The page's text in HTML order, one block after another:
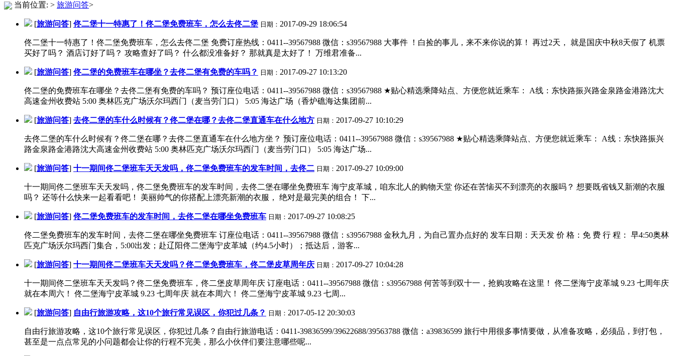
当前位置: > 旅游问答>
[旅游问答] 佟二堡十一特惠了！佟二堡免费班车，怎么去佟二堡 日期： 2017-09-29 18:06:54
佟二堡十一特惠了！佟二堡免费班车，怎么去佟二堡 免费订座热线：0411--39567988 微信：s39567988 大事件 ！白捡的事儿，来不来你说的算！ 再过2天， 就是国庆中秋8天假了 机票
买好了吗？ 酒店订好了吗？ 攻略查好了吗？ 什么都没准备好？ 那就真是太好了！ 万维君准备...
[旅游问答] 佟二堡的免费班车在哪坐？去佟二堡有免费的车吗？ 日期： 2017-09-27 10:13:20
佟二堡的免费班车在哪坐？去佟二堡有免费的车吗？ 预订座位电话：0411--39567988 微信：s39567988 ★贴心精选乘降站点、方便您就近乘车： A线：东快路振兴路金泉路金港路沈大
高速金州收费站 5:00 奥林匹克广场沃尔玛西门（麦当劳门口） 5:05 海达广场（香炉礁海达集团前...
[旅游问答] 去佟二堡的车什么时候有？佟二堡在哪？去佟二堡直通车在什么地方 日期： 2017-09-27 10:10:29
去佟二堡的车什么时候有？佟二堡在哪？去佟二堡直通车在什么地方坐？ 预订座位电话：0411--39567988 微信：s39567988 ★贴心精选乘降站点、方便您就近乘车： A线：东快路振兴
路金泉路金港路沈大高速金州收费站 5:00 奥林匹克广场沃尔玛西门（麦当劳门口） 5:05 海达广场...
[旅游问答] 十一期间佟二堡班车天天发吗，佟二堡免费班车的发车时间，去佟二 日期： 2017-09-27 10:09:00
十一期间佟二堡班车天天发吗，佟二堡免费班车的发车时间，去佟二堡在哪坐免费班车 海宁皮革城，咱东北人的购物天堂 你还在苦恼买不到漂亮的衣服吗？ 想要既省钱又新潮的衣服
吗？ 还等什么快来一起看看吧！ 美丽帅气的你搭配上漂亮新潮的衣服， 绝对是最完美的组合！ 下...
[旅游问答] 佟二堡免费班车的发车时间，去佟二堡在哪坐免费班车 日期： 2017-09-27 10:08:25
佟二堡免费班车的发车时间，去佟二堡在哪坐免费班车 订座位电话：0411--39567988 微信：s39567988 金秋九月，为自己置办点好的 发车日期：天天发 价 格：免 费 行 程： 早4:50奥林
匹克广场沃尔玛西门集合，5:00出发；赴辽阳佟二堡海宁皮革城（约4.5小时）；抵达后，游客...
[旅游问答] 十一期间佟二堡班车天天发吗？佟二堡免费班车，佟二堡皮草周年庆 日期： 2017-09-27 10:04:28
十一期间佟二堡班车天天发吗？佟二堡免费班车，佟二堡皮草周年庆 订座电话：0411--39567988 微信：s39567988 何苦等到双十一，抢购攻略在这里！ 佟二堡海宁皮革城 9.23 七周年庆
就在本周六！ 佟二堡海宁皮革城 9.23 七周年庆 就在本周六！ 佟二堡海宁皮革城 9.23 七周...
[旅游问答] 自由行旅游攻略，这10个旅行常见误区，你犯过几条？ 日期： 2017-05-12 20:30:03
自由行旅游攻略，这10个旅行常见误区，你犯过几条？自由行旅游电话：0411-39836599/39622688/39563788 微信：a39836599 旅行中用很多事情要做，从准备攻略，必须品，到打包，
甚至是一点点常见的小问题都会让你的行程不完美，那么小伙伴们要注意哪些呢...